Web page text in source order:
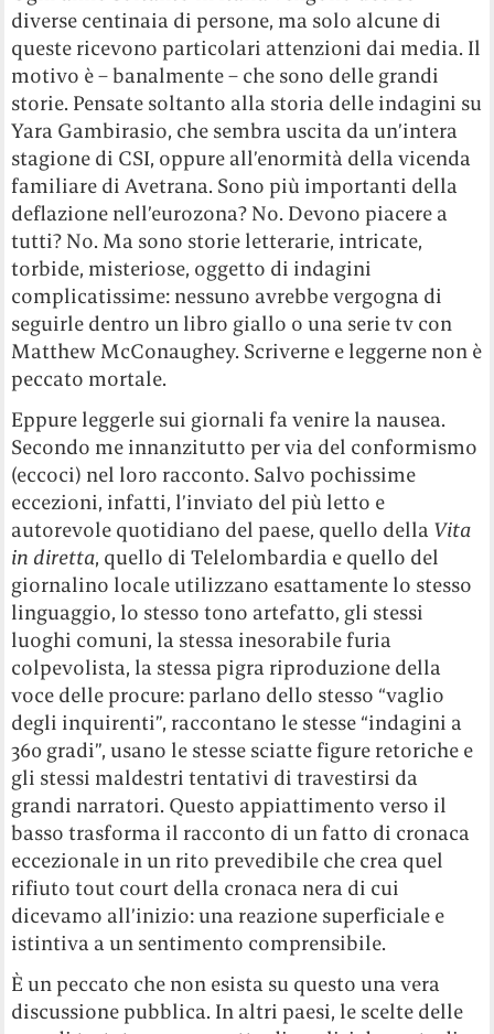
diverse centinaia di persone, ma solo alcune di
queste ricevono particolari attenzioni dai media. Il
motivo è – banalmente – che sono delle grandi
storie. Pensate soltanto alla storia delle indagini su
Yara Gambirasio, che sembra uscita da un’intera
stagione di CSI, oppure all’enormità della vicenda
familiare di Avetrana. Sono più importanti della
deflazione nell’eurozona? No. Devono piacere a
tutti? No. Ma sono storie letterarie, intricate,
torbide, misteriose, oggetto di indagini
complicatissime: nessuno avrebbe vergogna di
seguirle dentro un libro giallo o una serie tv con
Matthew McConaughey. Scriverne e leggerne non è
peccato mortale.
Eppure leggerle sui giornali fa venire la nausea.
Secondo me innanzitutto per via del conformismo
(eccoci) nel loro racconto. Salvo pochissime
eccezioni, infatti, l’inviato del più letto e
autorevole quotidiano del paese, quello della Vita
in diretta, quello di Telelombardia e quello del
giornalino locale utilizzano esattamente lo stesso
linguaggio, lo stesso tono artefatto, gli stessi
luoghi comuni, la stessa inesorabile furia
colpevolista, la stessa pigra riproduzione della
voce delle procure: parlano dello stesso “vaglio
degli inquirenti”, raccontano le stesse “indagini a
360 gradi”, usano le stesse sciatte figure retoriche e
gli stessi maldestri tentativi di travestirsi da
grandi narratori. Questo appiattimento verso il
basso trasforma il racconto di un fatto di cronaca
eccezionale in un rito prevedibile che crea quel
rifiuto tout court della cronaca nera di cui
dicevamo all’inizio: una reazione superficiale e
istintiva a un sentimento comprensibile.
È un peccato che non esista su questo una vera
discussione pubblica. In altri paesi, le scelte delle